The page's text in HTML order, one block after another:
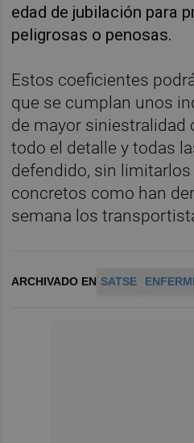
edad de jubilación para
peligrosas o penosas.
Estos coeficientes
que se cumplan unos
de mayor siniestralidad
todo el detalle y todas
defendido, sin
concretos como han
semana los
ARCHIVADO EN SATSE